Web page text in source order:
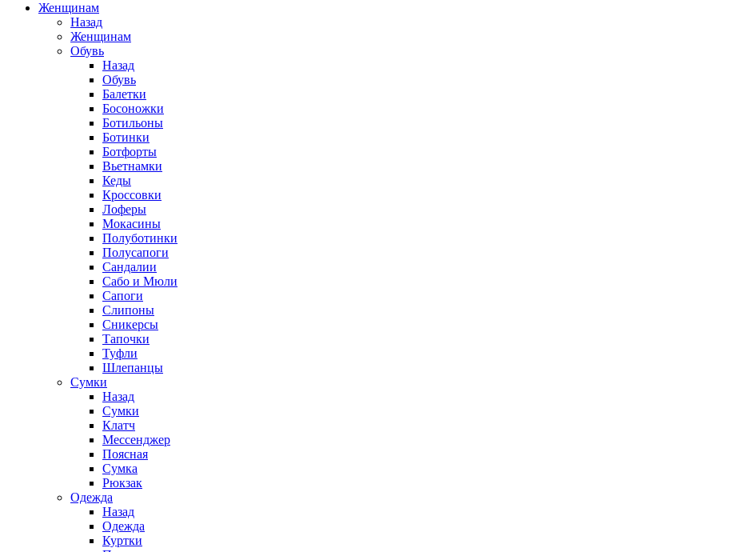
Женщинам
Назад
Женщинам
Обувь
Назад
Обувь
Балетки
Босоножки
Ботильоны
Ботинки
Ботфорты
Вьетнамки
Кеды
Кроссовки
Лоферы
Мокасины
Полуботинки
Полусапоги
Сандалии
Сабо и Мюли
Сапоги
Слипоны
Сникерсы
Тапочки
Туфли
Шлепанцы
Cумки
Назад
Cумки
Клатч
Мессенджер
Поясная
Сумка
Рюкзак
Одежда
Назад
Одежда
Куртки